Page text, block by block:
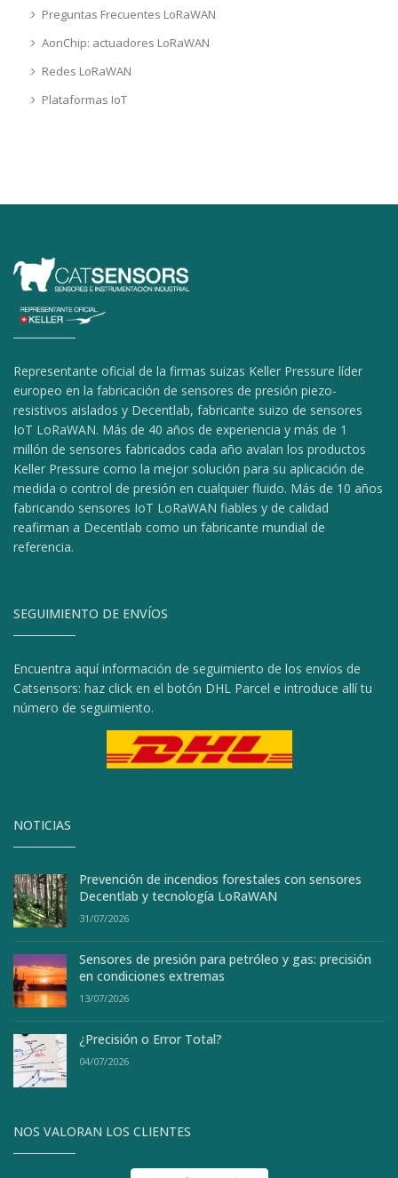
Preguntas Frecuentes LoRaWAN
AonChip: actuadores LoRaWAN
Redes LoRaWAN
Plataformas IoT
Representante oficial de la firmas suizas Keller Pressure líder
europeo en la fabricación de sensores de presión piezo-
resistivos aislados y Decentlab, fabricante suizo de sensores
IoT LoRaWAN. Más de 40 años de experiencia y más de 1
millón de sensores fabricados cada año avalan los productos
Keller Pressure como la mejor solución para su aplicación de
medida o control de presión en cualquier fluido. Más de 10 años
fabricando sensores IoT LoRaWAN fiables y de calidad
reafirman a Decentlab como un fabricante mundial de
referencia.
SEGUIMIENTO DE ENVÍOS
Encuentra aquí información de seguimiento de los envíos de
Catsensors: haz click en el botón DHL Parcel e introduce allí tu
número de seguimiento.
NOTICIAS
Prevención de incendios forestales con sensores
Decentlab y tecnología LoRaWAN
31/07/2026
Sensores de presión para petróleo y gas: precisión
en condiciones extremas
13/07/2026
¿Precisión o Error Total?
04/07/2026
NOS VALORAN LOS CLIENTES